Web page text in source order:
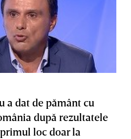
a dat de pământ cu
după rezultatele
loc doar la